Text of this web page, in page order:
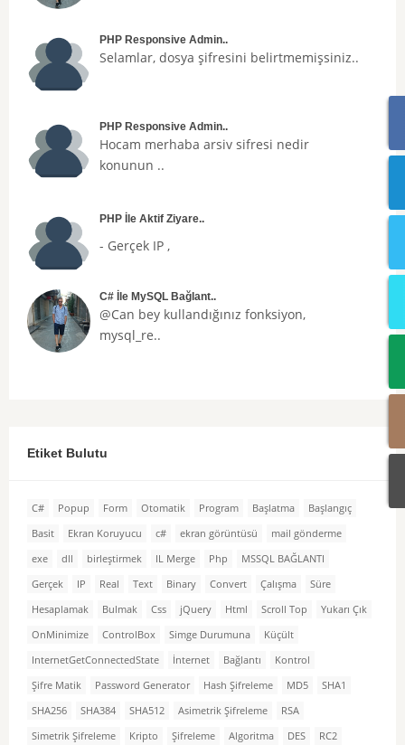
PHP Responsive Admin..
Selamlar, dosya şifresini belirtmemişsiniz..
PHP Responsive Admin..
Hocam merhaba arsiv sifresi nedir
konunun ..
PHP İle Aktif Ziyare..
- Gerçek IP ,
C# İle MySQL Bağlant..
@Can bey kullandığınız fonksiyon,
mysql_re..
Etiket Bulutu
C# Popup Form Otomatik Program Başlatma
Başlangıç
Basit
Ekran Koruyucu c# ekran görüntüsü
mail gönderme
exe
dll birleştirmek IL Merge Php
MSSQL BAĞLANTI
Gerçek
IP Real Text Binary Convert Çalışma
Süre
Hesaplamak
Bulmak Css jQuery Html Scroll Top
Yukarı Çık
OnMinimize
ControlBox Simge Durumuna
Küçült
InternetGetConnectedState
İnternet Bağlantı
Kontrol
Şifre Matik
Password Generator Hash Şifreleme MD5
SHA1
SHA256
SHA384 SHA512 Asimetrik Şifreleme
RSA
Simetrik Şifreleme
Kripto Şifreleme Algoritma DES
RC2